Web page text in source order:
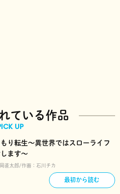
ている作品
UP
り転生～異世界ではスローライフ
ます～
直太郎 作画： 石川チカ
最初から読む